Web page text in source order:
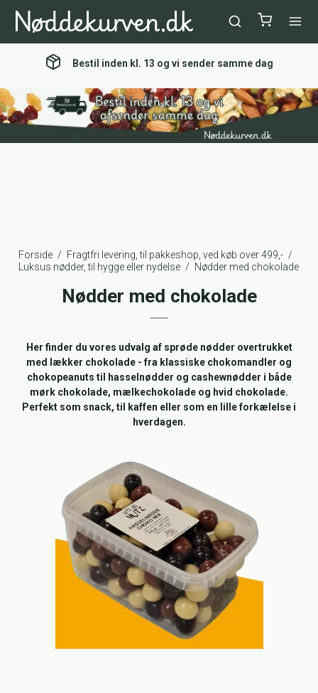
Fri levering ved køb over 499 kr.
Forside / Fragtfri levering, til pakkeshop, ved køb over 499,- /
Luksus nødder, til hygge eller nydelse / Nødder med chokolade
Nødder med chokolade
Her finder du vores udvalg af sprøde nødder overtrukket
med lækker chokolade - fra klassiske chokomandler og
chokopeanuts til hasselnødder og cashewnødder i både
mørk chokolade, mælkechokolade og hvid chokolade.
Perfekt som snack, til kaffen eller som en lille forkælelse i
hverdagen.